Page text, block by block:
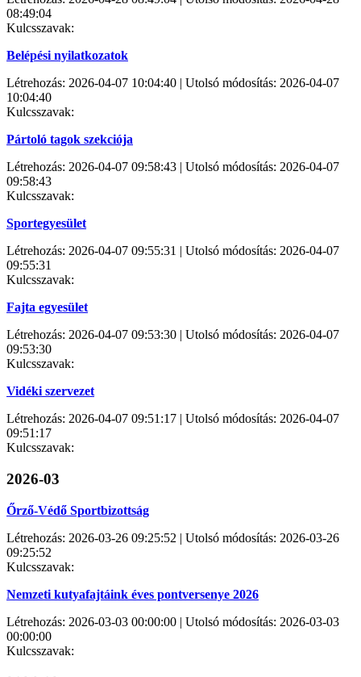
08:49:04
Kulcsszavak:
Belépési nyilatkozatok
Létrehozás: 2026-04-07 10:04:40 | Utolsó módosítás: 2026-04-07
10:04:40
Kulcsszavak:
Pártoló tagok szekciója
Létrehozás: 2026-04-07 09:58:43 | Utolsó módosítás: 2026-04-07
09:58:43
Kulcsszavak:
Sportegyesület
Létrehozás: 2026-04-07 09:55:31 | Utolsó módosítás: 2026-04-07
09:55:31
Kulcsszavak:
Fajta egyesület
Létrehozás: 2026-04-07 09:53:30 | Utolsó módosítás: 2026-04-07
09:53:30
Kulcsszavak:
Vidéki szervezet
Létrehozás: 2026-04-07 09:51:17 | Utolsó módosítás: 2026-04-07
09:51:17
Kulcsszavak:
2026-03
Őrző-Védő Sportbizottság
Létrehozás: 2026-03-26 09:25:52 | Utolsó módosítás: 2026-03-26
09:25:52
Kulcsszavak:
Nemzeti kutyafajtáink éves pontversenye 2026
Létrehozás: 2026-03-03 00:00:00 | Utolsó módosítás: 2026-03-03
00:00:00
Kulcsszavak: